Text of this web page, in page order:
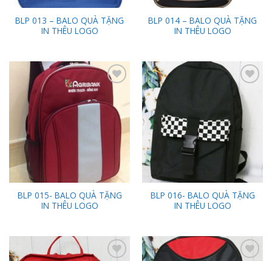
BLP 013 – BALO QUÀ TẶNG
IN THÊU LOGO
BLP 014 – BALO QUÀ TẶNG
IN THÊU LOGO
Add to
Wishlist
BLP 015- BALO QUÀ TẶNG
IN THÊU LOGO
Add to
Wishlist
BLP 016- BALO QUÀ TẶNG
IN THÊU LOGO